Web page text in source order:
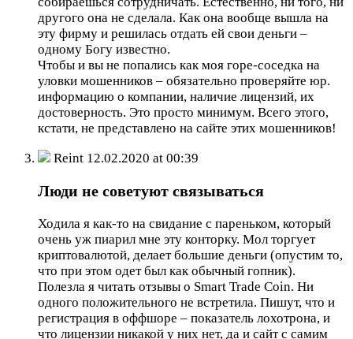
другого она не сделала. Как она вообще вышла на
эту фирму и решилась отдать ей свои деньги –
одному Богу известно.
Чтобы и вы не попались как моя горе-соседка на
уловки мошенников – обязательно проверяйте юр.
информацию о компании, наличие лицензий, их
достоверность. Это просто минимум. Всего этого,
кстати, не представлено на сайте этих мошенников!
Reint 12.02.2020 at 00:39
Люди не советуют связываться
Ходила я как-то на свидание с пареньком, который
очень уж пиарил мне эту конторку. Мол торгует
криптовалютой, делает большие деньги (опустим то,
что при этом одет был как обычный гопник).
Полезла я читать отзывы о Smart Trade Coin. Ни
одного положительного не встретила. Пишут, что и
регистрация в оффшоре – показатель лохотрона, и
что лицензии никакой у них нет, да и сайт с самим